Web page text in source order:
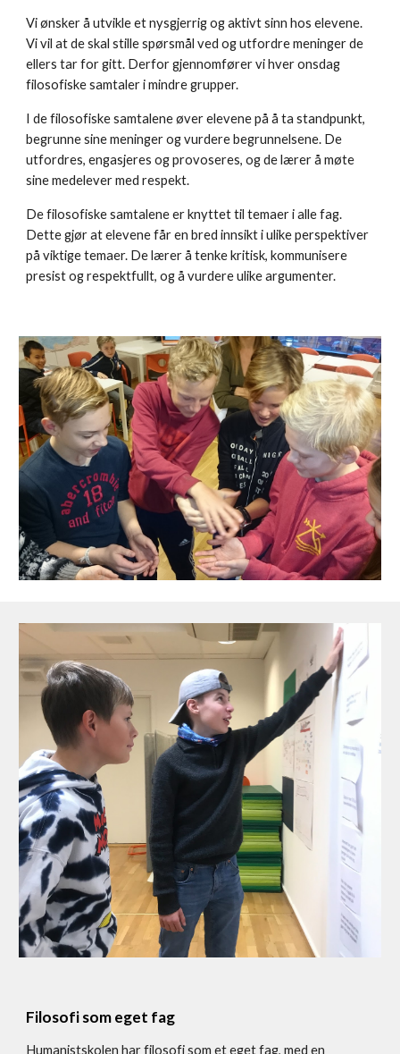
Vi ønsker å utvikle et nysgjerrig og aktivt sinn hos elevene.
Vi vil at de skal stille spørsmål ved og utfordre meninger de
ellers tar for gitt. Derfor gjennomfører vi hver onsdag
filosofiske samtaler i mindre grupper.
I de filosofiske samtalene øver elevene på å ta standpunkt,
begrunne sine meninger og vurdere begrunnelsene. De
utfordres, engasjeres og provoseres, og de lærer å møte
sine medelever med respekt.
De filosofiske samtalene er knyttet til temaer i alle fag.
Dette gjør at elevene får en bred innsikt i ulike perspektiver
på viktige temaer. De lærer å tenke kritisk, kommunisere
presist og respektfullt, og å vurdere ulike argumenter.
Filosofi som eget fag
Humanistskolen har filosofi som et eget fag, med en